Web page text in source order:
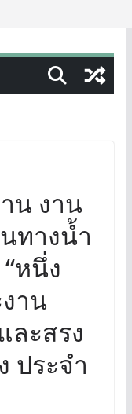
สู่พิพิธภัณฑ์
สร้างสรรค์
น งาน
ทางน้ำ
หนึ่ง
าน
ละสรง
ประจำ